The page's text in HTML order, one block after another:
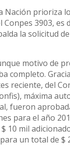
Nación prioriza
3903, es
la solicitud
motivo de
completo.
reciente, del
máxima
fueron
para el año
10 mil
un total de $